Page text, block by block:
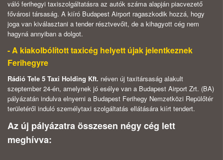
váló ferihegyi taxiszolgáltatásra az autók száma alapján piacvezető
fővárosi társaság. A kiíró Budapest Airport ragaszkodik hozzá, hogy
joga van kiválasztani a tender résztvevőit, de a kihagyott cég nem
hagyná annyiban a dolgot.
- A kiakolbólított taxicég helyett újak jelentkeznek
Ferihegyre
Rádió Tele 5 Taxi Holding Kft. néven új taxitársaság alakult
szeptember 24-én, amelynek jó esélye van a Budapest Airport Zrt. (BA)
pályázatán indulva elnyerni a Budapest Ferihegy Nemzetközi Repülőtér
területéről induló személytaxi szolgáltatás ellátására kiírt tendert.
Az új pályázatra összesen négy cég lett
meghívva: